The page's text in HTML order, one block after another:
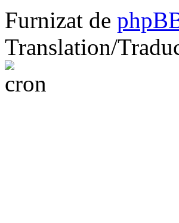
Furnizat de
Translation/